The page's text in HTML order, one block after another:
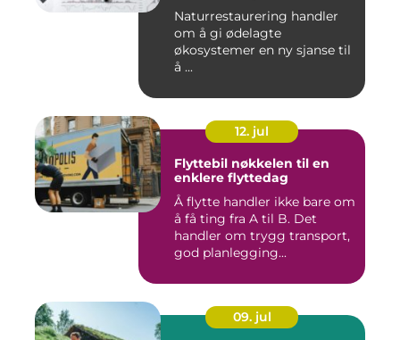
arealforvaltning
Naturrestaurering handler
om å gi ødelagte
økosystemer en ny sjanse til
å ...
12. jul
Flyttebil nøkkelen til en
enklere flyttedag
Å flytte handler ikke bare om
å få ting fra A til B. Det
handler om trygg transport,
god planlegging...
09. jul